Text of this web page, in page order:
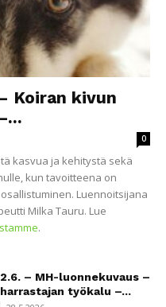
Koiran kivun
0
kasvua ja kehitystä sekä
kun tavoitteena on
Luennoitsijana
Milka Tauru. Lue
.
– MH-luonnekuvaus –
työkalu –...